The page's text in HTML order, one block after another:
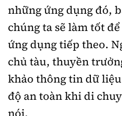
Thông tin tòa
những ứng dụng đó,
chúng ta sẽ làm tốt
ứng dụng tiếp theo.
chủ tàu, thuyền
khảo thông tin dữ
độ an toàn khi di
nói.